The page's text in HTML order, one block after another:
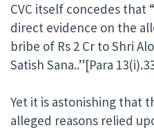
CVC itself concedes that
direct evidence on the
bribe of Rs 2 Cr to Shri
Satish Sana..”[Para
Yet it is astonishing that
alleged reasons relied